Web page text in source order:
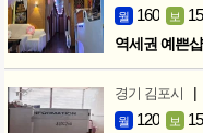
월 160 보
역세권 예쁜샵
경기 김포시 |
월 120 보